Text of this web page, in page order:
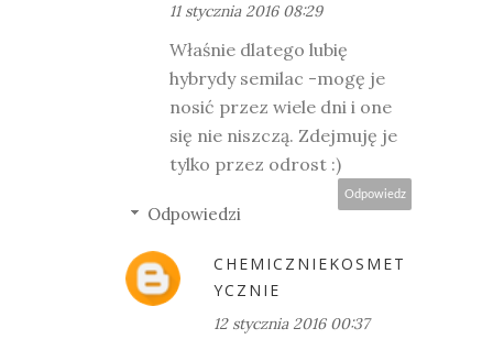
11 stycznia 2016 08:29
Właśnie dlatego lubię
hybrydy semilac -mogę je
nosić przez wiele dni i one
się nie niszczą. Zdejmuję je
tylko przez odrost :)
Odpowiedz
Odpowiedzi
CHEMICZNIEKOSMET
YCZNIE
12 stycznia 2016 00:37